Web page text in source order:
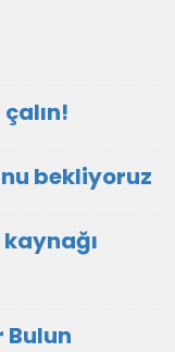
bekliyoruz
Bulun